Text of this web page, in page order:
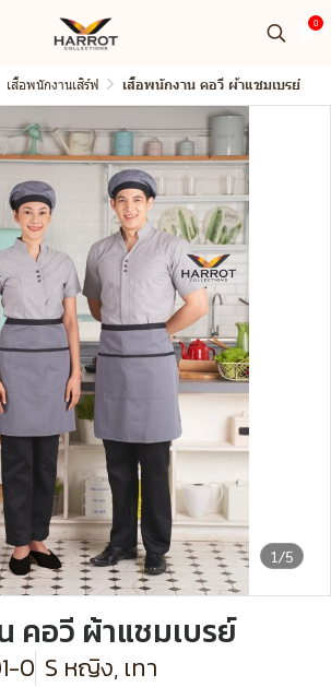
0
เสื้อพนักงานเสิร์ฟ เสื้อพนักงาน คอวี ผ้าแชมเบรย์
1/5
คอวี ผ้าแชมเบรย์
0 S หญิง, เทา